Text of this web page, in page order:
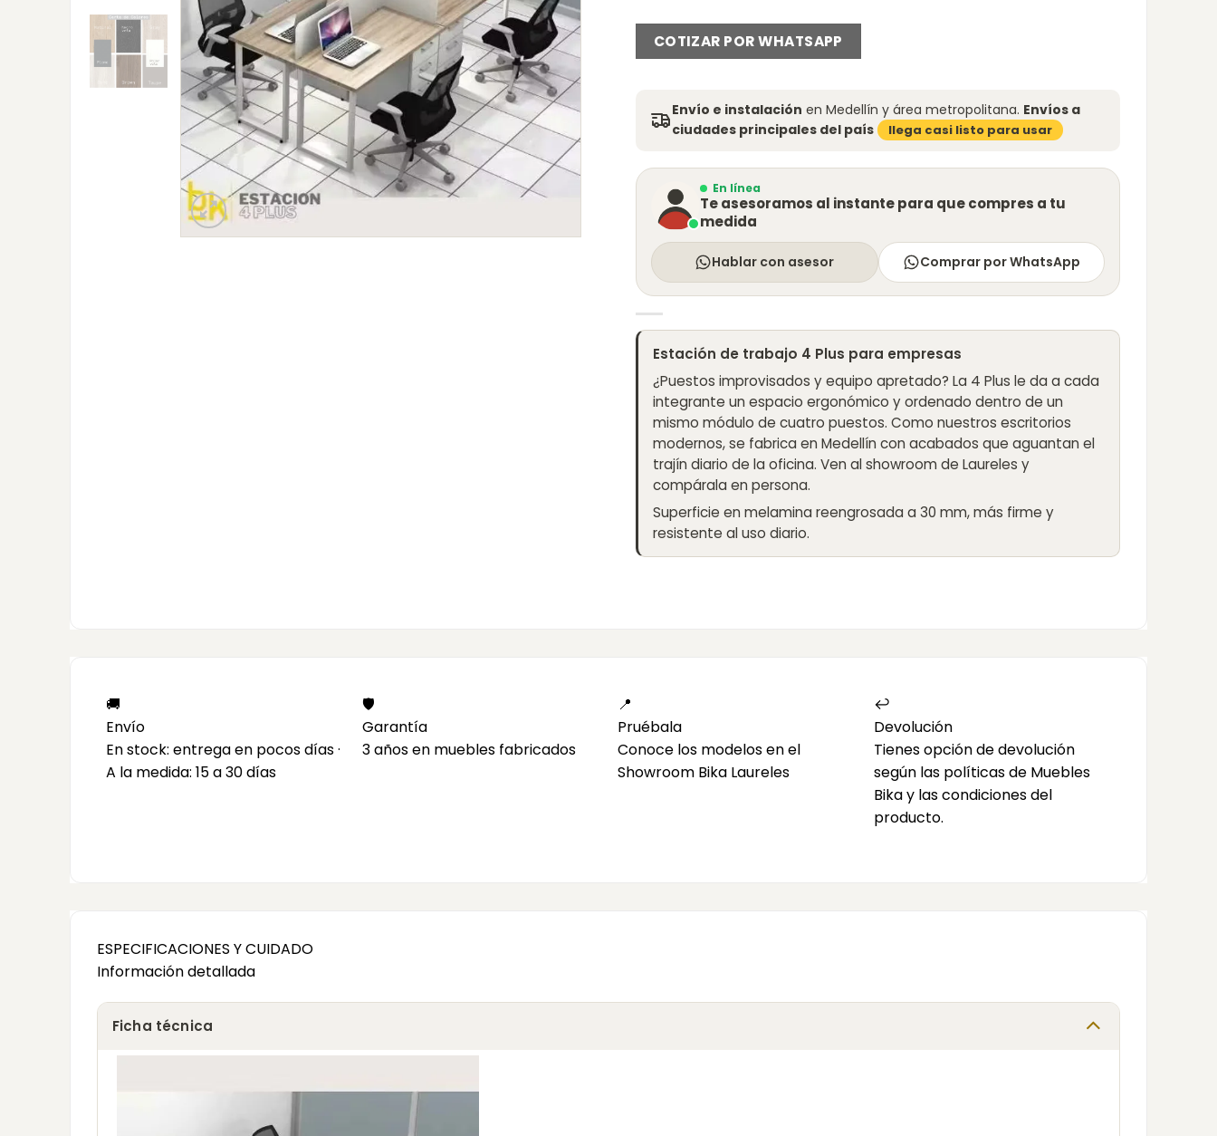
COTIZAR POR WHATSAPP
Envío e instalación en Medellín y área metropolitana. Envíos a
ciudades principales del país
llega casi listo para usar
En línea
Te asesoramos al instante para que compres a tu
medida
Hablar con asesor Comprar por WhatsApp
Estación de trabajo 4 Plus para empresas
¿Puestos improvisados y equipo apretado? La 4 Plus le da a cada
integrante un espacio ergonómico y ordenado dentro de un
mismo módulo de cuatro puestos. Como nuestros escritorios
modernos, se fabrica en Medellín con acabados que aguantan el
trajín diario de la oficina. Ven al showroom de Laureles y
compárala en persona.
Superficie en melamina reengrosada a 30 mm, más firme y
resistente al uso diario.
🚚
Envío
En stock: entrega en pocos días ·
A la medida: 15 a 30 días
🛡️
Garantía
3 años en muebles fabricados
📍
Pruébala
Conoce los modelos en el
Showroom Bika Laureles
↩️
Devolución
Tienes opción de devolución
según las políticas de Muebles
Bika y las condiciones del
producto.
ESPECIFICACIONES Y CUIDADO
Información detallada
Ficha técnica